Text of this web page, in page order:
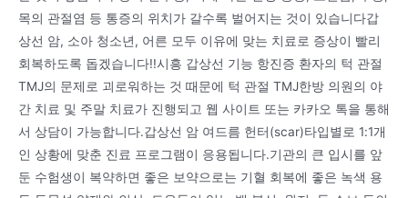
목의 관절염 등 통증의 위치가 갈수록 벌어지는 것이 있습니다갑
상선 암, 소아 청소년, 어른 모두 이유에 맞는 치료로 증상이 빨리
회복하도록 돕겠습니다!!시흥 갑상선 기능 항진증 환자의 턱 관절
TMJ의 문제로 괴로워하는 것 때문에 턱 관절 TMJ한방 의원의 야
간 치료 및 주말 치료가 진행되고 웹 사이트 또는 카카오 톡을 통해
서 상담이 가능합니다.갑상선 암 여드름 헌터(scar)타입별로 1:1개
인 상황에 맞춘 진료 프로그램이 응용됩니다.기관의 큰 입시를 앞
둔 수험생이 복약하면 좋은 보약으로는 기혈 회복에 좋은 녹색 용